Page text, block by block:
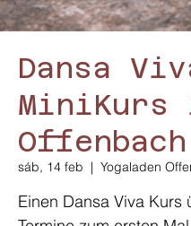
Dansa
MiniKurs
Offenbach
sáb, 14 feb
  |
Yogaladen
Einen Dansa Viva Kurs